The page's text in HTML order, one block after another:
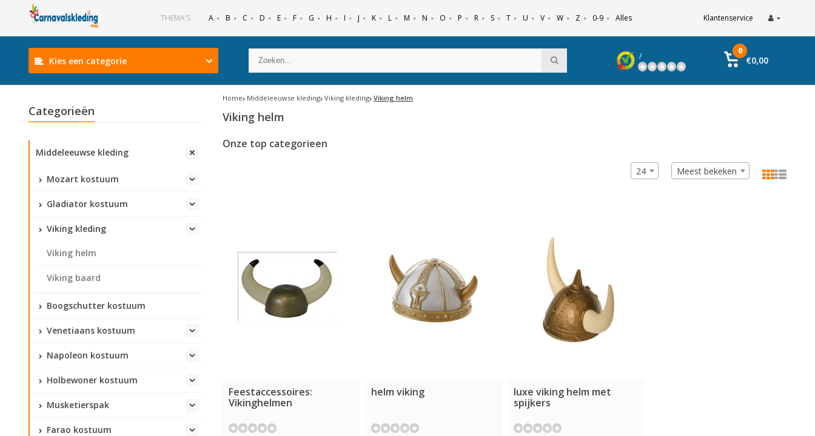
THEMA'S A B C D E F G H I J K L M N O P R S T U V W Z 0-9 Alles Klantenservice
Kies een categorie /
0
€0,00
Categorieën
Middeleeuwse kleding
Mozart kostuum
Gladiator kostuum
Viking kleding
Viking helm
Viking baard
Boogschutter kostuum
Venetiaans kostuum
Napoleon kostuum
Holbewoner kostuum
Musketierspak
Farao kostuum
Home Middeleeuwse kleding Viking kleding Viking helm
Viking helm
Onze top categorieen
Meest bekeken
24
Feestaccessoires:
Vikinghelmen
helm viking
luxe viking helm met
spijkers